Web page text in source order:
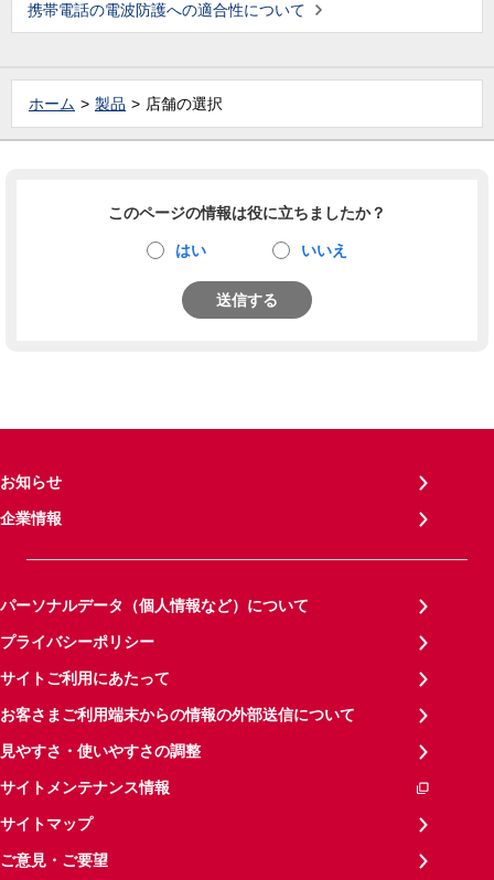
携帯電話の電波防護への適合性について
ホーム 製品 店舗の選択
このページの情報は役に立ちましたか？
はい いいえ
送信する
お知らせ
企業情報
パーソナルデータ（個人情報など）について
プライバシーポリシー
サイトご利用にあたって
お客さまご利用端末からの情報の外部送信について
見やすさ・使いやすさの調整
サイトメンテナンス情報
サイトマップ
ご意見・ご要望